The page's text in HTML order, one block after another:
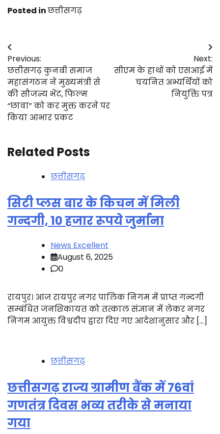
Posted inछत्तीसगढ़
Post
navigation
Previous:
छत्तीसगढ़ कुनबी समाज
महासंगठन ने मुख्यमंत्री से
की सौजन्य भेंट, फिल्म
“छावा” को कर मुक्त करने पर
किया आभार प्रकट
Next:
सीएम के हाथों को एसआई में
चयनित अभ्यर्थियों को
नियुक्ति पत्र
Related Posts
छत्तीसगढ़
सिटी प्लस बार के किचन में मिली
गन्दगी, 10 हजार रूपये जुर्माना
News Excellent
August 6, 2025
0
रायपुर। आज रायपुर नगर पालिक निगम में प्राप्त गन्दगी
सम्बंधित जनशिकायत को तत्काल संज्ञान में लेकर नगर
निगम आयुक्त विश्वदीप द्वारा दिए गए आदेशानुसार और […]
छत्तीसगढ़
छत्तीसगढ़ राज्य ग्रामीण बैंक में 76वां
गणतंत्र दिवस भव्य तरीके से मनाया
गया